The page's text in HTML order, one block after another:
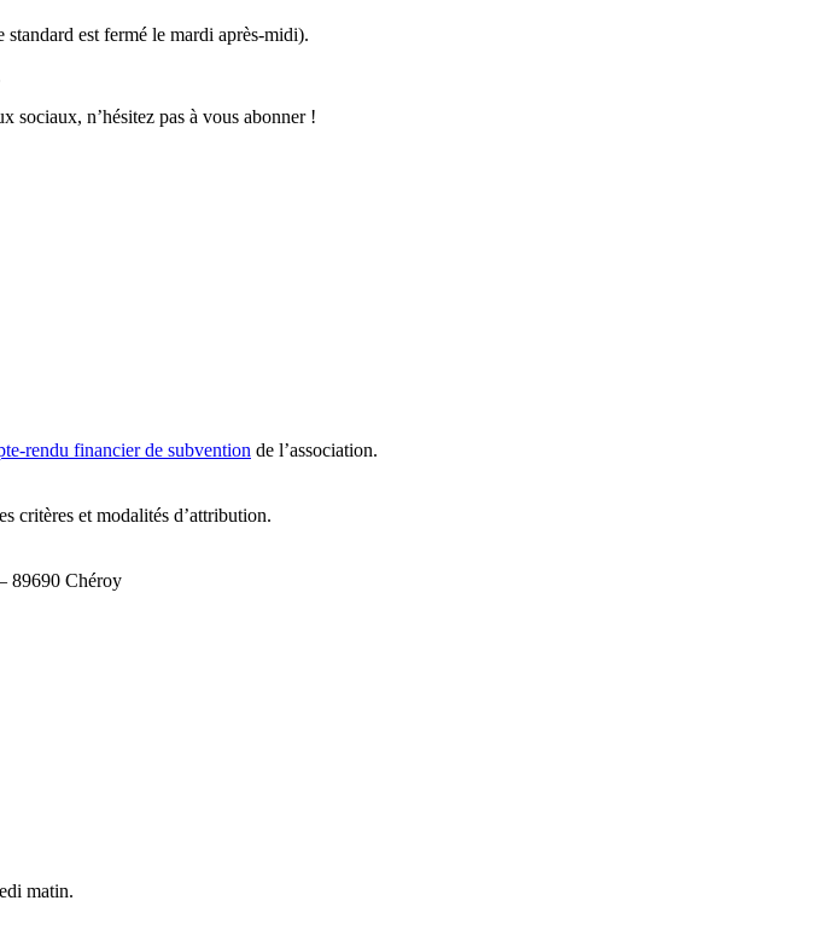
est fermé le mardi après-midi).
sociaux, n’hésitez pas à vous abonner !
rendu financier de subvention de l’association.
critères et modalités d’attribution.
89690 Chéroy
matin.